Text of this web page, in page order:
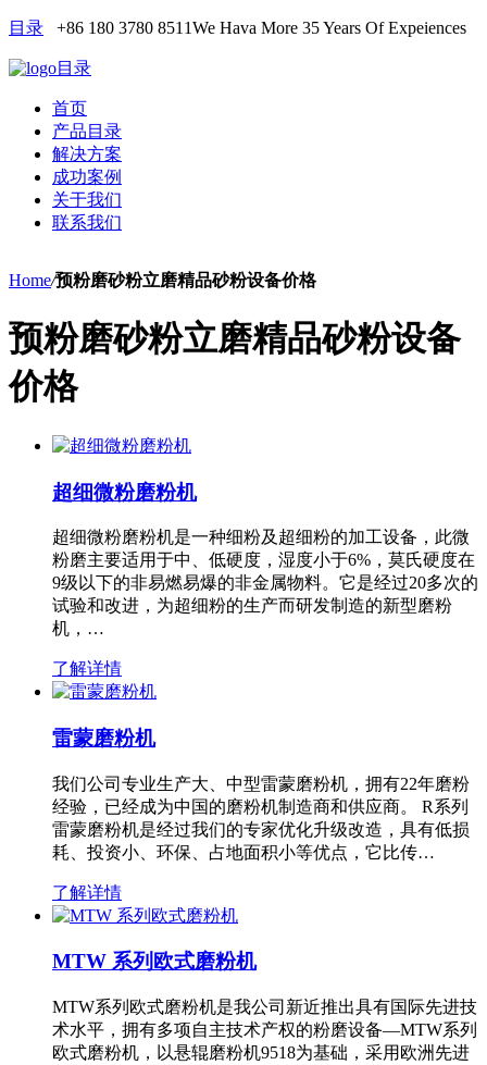
目录 +86 180 3780 8511We Hava More 35 Years Of Expeiences
目录
首页
产品目录
解决方案
成功案例
关于我们
联系我们
Home/预粉磨砂粉立磨精品砂粉设备价格
预粉磨砂粉立磨精品砂粉设备
价格
超细微粉磨粉机
超细微粉磨粉机是一种细粉及超细粉的加工设备，此微
粉磨主要适用于中、低硬度，湿度小于6%，莫氏硬度在
9级以下的非易燃易爆的非金属物料。它是经过20多次的
试验和改进，为超细粉的生产而研发制造的新型磨粉
机，…
了解详情
雷蒙磨粉机
我们公司专业生产大、中型雷蒙磨粉机，拥有22年磨粉
经验，已经成为中国的磨粉机制造商和供应商。 R系列
雷蒙磨粉机是经过我们的专家优化升级改造，具有低损
耗、投资小、环保、占地面积小等优点，它比传…
了解详情
MTW 系列欧式磨粉机
MTW系列欧式磨粉机是我公司新近推出具有国际先进技
术水平，拥有多项自主技术产权的粉磨设备—MTW系列
欧式磨粉机，以悬辊磨粉机9518为基础，采用欧洲先进